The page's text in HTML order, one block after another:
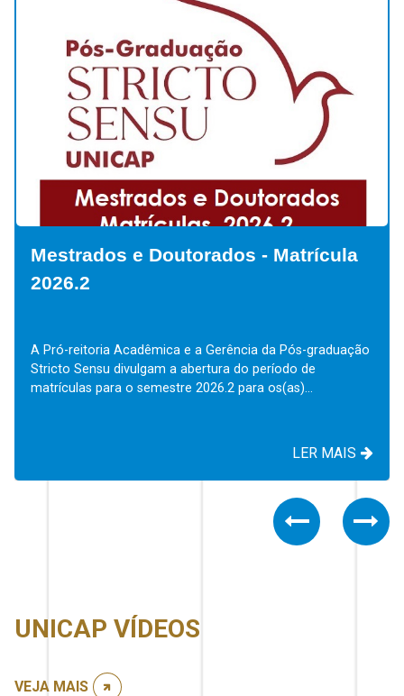
Mestrados e Doutorados - Matrícula
2026.2
A Pró-reitoria Acadêmica e a Gerência da Pós-graduação
Stricto Sensu divulgam a abertura do período de
matrículas para o semestre 2026.2 para os(as)...
LER MAIS
Previous
UNICAP VÍDEOS
VEJA MAIS